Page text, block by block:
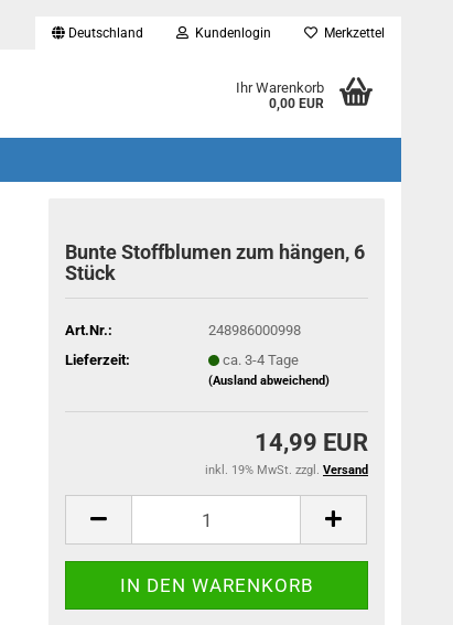
Deutschland Kundenlogin Merkzettel
Ihr Warenkorb
0,00 EUR
Bunte Stoffblumen zum hängen, 6
Stück
Art.Nr.:
248986000998
Lieferzeit:
ca. 3-4 Tage
(Ausland abweichend)
14,99 EUR
inkl. 19% MwSt. zzgl. Versand